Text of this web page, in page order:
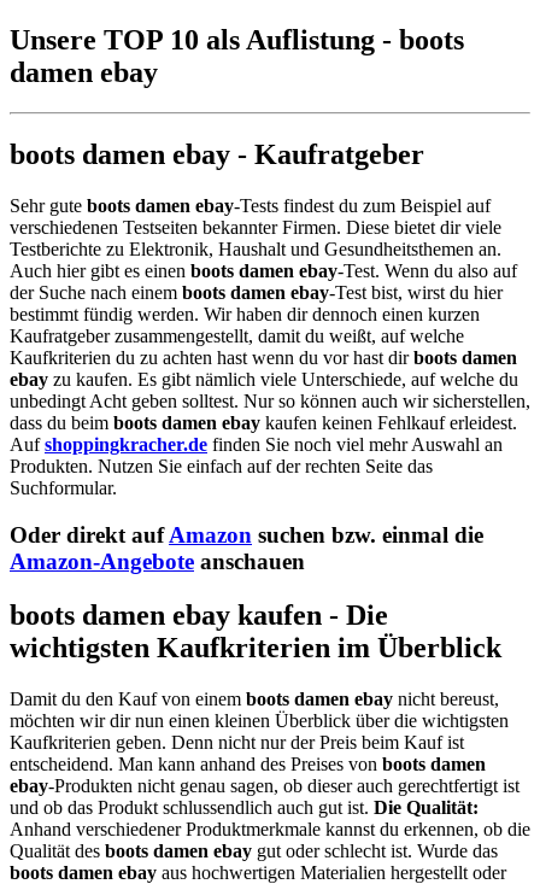
Unsere TOP 10 als Auflistung - boots
damen ebay
boots damen ebay - Kaufratgeber
Sehr gute boots damen ebay-Tests findest du zum Beispiel auf
verschiedenen Testseiten bekannter Firmen. Diese bietet dir viele
Testberichte zu Elektronik, Haushalt und Gesundheitsthemen an.
Auch hier gibt es einen boots damen ebay-Test. Wenn du also auf
der Suche nach einem boots damen ebay-Test bist, wirst du hier
bestimmt fündig werden. Wir haben dir dennoch einen kurzen
Kaufratgeber zusammengestellt, damit du weißt, auf welche
Kaufkriterien du zu achten hast wenn du vor hast dirboots damen
ebay zu kaufen. Es gibt nämlich viele Unterschiede, auf welche du
unbedingt Acht geben solltest. Nur so können auch wir sicherstellen,
dass du beim boots damen ebay kaufen keinen Fehlkauf erleidest.
Aufshoppingkracher.de finden Sie noch viel mehr Auswahl an
Produkten. Nutzen Sie einfach auf der rechten Seite das
Suchformular.
Oder direkt aufAmazon suchen bzw. einmal die
Amazon-Angebote anschauen
boots damen ebay kaufen - Die
wichtigsten Kaufkriterien im Überblick
Damit du den Kauf von einem boots damen ebay nicht bereust,
möchten wir dir nun einen kleinen Überblick über die wichtigsten
Kaufkriterien geben. Denn nicht nur der Preis beim Kauf ist
entscheidend. Man kann anhand des Preises von boots damen
ebay-Produkten nicht genau sagen, ob dieser auch gerechtfertigt ist
und ob das Produkt schlussendlich auch gut ist. Die Qualität:
Anhand verschiedener Produktmerkmale kannst du erkennen, ob die
Qualität des boots damen ebay gut oder schlecht ist. Wurde das
boots damen ebay aus hochwertigen Materialien hergestellt oder